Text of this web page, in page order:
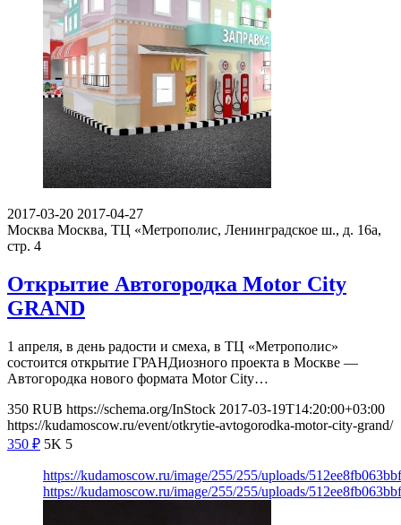
2017-03-20 2017-04-27
Москва Москва, ТЦ «Метрополис, Ленинградское ш., д. 16а,
стр. 4
Открытие Автогородка Motor City
GRAND
1 апреля, в день радости и смеха, в ТЦ «Метрополис»
состоится открытие ГРАНДиозного проекта в Москве —
Автогородка нового формата Motor City…
350 RUB https://schema.org/InStock 2017-03-19T14:20:00+03:00
https://kudamoscow.ru/event/otkrytie-avtogorodka-motor-city-grand/
350 ₽ 5K 5
https://kudamoscow.ru/image/255/255/uploads/
https://kudamoscow.ru/image/255/255/uploads/